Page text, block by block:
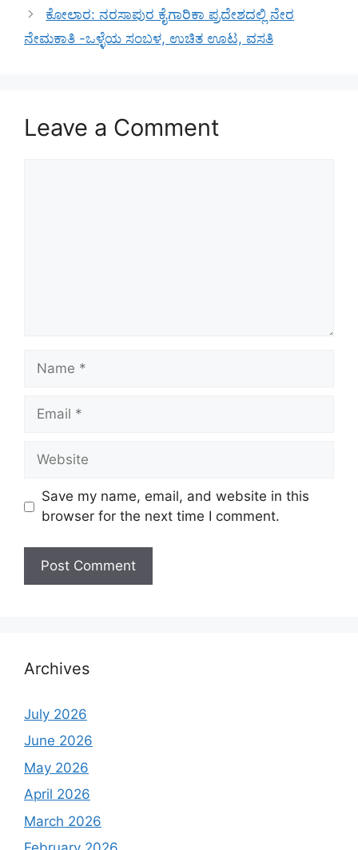
ಕೋಲಾರ: ನರಸಾಪುರ ಕೈಗಾರಿಕಾ ಪ್ರದೇಶದಲ್ಲಿ ನೇರ
ನೇಮಕಾತಿ -ಒಳ್ಳೆಯ ಸಂಬಳ, ಉಚಿತ ಊಟ, ವಸತಿ
Leave a Comment
Name
Email
Website
Save my name, email, and website in this
browser for the next time I comment.
Archives
July 2026
June 2026
May 2026
April 2026
March 2026